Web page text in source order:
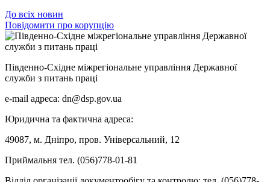
До всіх новин
Повідомити про корупцію
Південно-Східне міжрегіональне управління Державної
служби з питань праці
e-mail адреса: dn@dsp.gov.ua
Юридична та фактична адреса:
49087, м. Дніпро, пров. Універсальний, 12
Приймальня тел. (056)778-01-81